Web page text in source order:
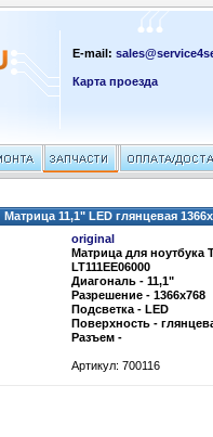
E-mail:
Карта проезда
Матрица 11,1" LED глянцевая
original
Матрица для ноутбука
LT111EE06000
Диагональ - 11,1"
Разрешение - 1366x768
Подсветка - LED
Поверхность -
Разъем -
Артикул: 700116